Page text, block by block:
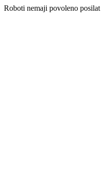
Roboti nemaji povoleno